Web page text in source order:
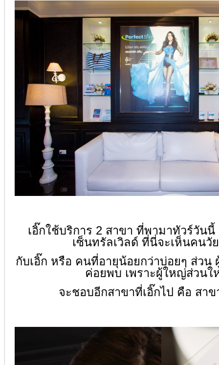
เอิ๊กใช้บริการ 2 สาขา ที่พามาทัวร์วัน
เซ็นทรัลเวิลด์ ที่นี่จะเห็นคนวั
กับเอิ๊ก หรือ คนที่อายุน้อยกว่าบ่อยๆ ส่วน
ค่อยพบ เพราะผู้ใหญ่ส่วนใ
จะชอบอีกสาขาที่เอิ๊กไป คือ สาข